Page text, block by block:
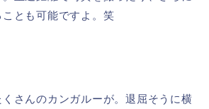
とも可能ですよ。笑
さんのカンガルーが。退屈そうに横